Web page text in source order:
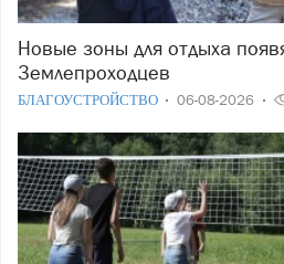
Новые зоны для отдыха появятся в сквере
Землепроходцев
БЛАГОУСТРОЙСТВО 06-08-2026